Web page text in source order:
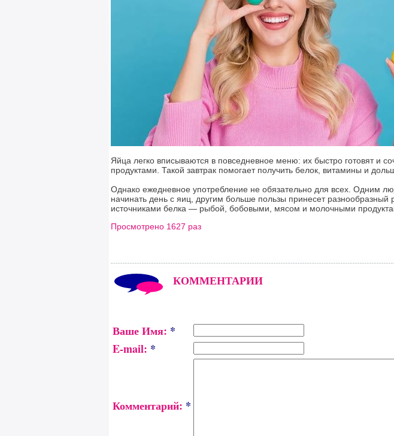
Яйца легко вписываются в повседневное меню: их быстро готовят и
продуктами. Такой завтрак помогает получить белок, витамины и
Однако ежедневное употребление не обязательно для всех. Одним
начинать день с яиц, другим больше пользы принесет разнообразный
источниками белка — рыбой, бобовыми, мясом и молочными
Просмотрено 1627 раз
КОММЕНТАРИИ
Ваше Имя: *
E-mail: *
Комментарий: *